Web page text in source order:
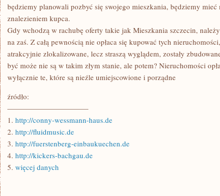
będziemy planowali pozbyć się swojego mieszkania, będziemy mieć
znalezieniem kupca.
Gdy wchodzą w rachubę oferty takie jak Mieszkania szczecin,
na zaś. Z całą pewnością nie opłaca się kupować tych
atrakcyjnie zlokalizowane, lecz straszą wyglądem, zostały
być może nie są w takim złym stanie, ale potem? Nieruchomości
wyłącznie te, które są nieźle umiejscowione i porządne
źródło:
———————————
1. http://conny-wessmann-haus.de
2. http://fluidmusic.de
3. http://fuerstenberg-einbaukuechen.de
4. http://kickers-bachgau.de
5. więcej danych